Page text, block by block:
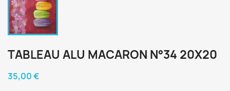
TABLEAU ALU MACARON N°34 20X20
35,00 €